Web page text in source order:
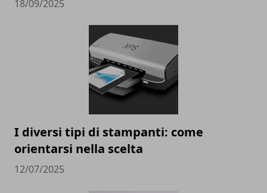
18/09/2025
I diversi tipi di stampanti: come
orientarsi nella scelta
12/07/2025